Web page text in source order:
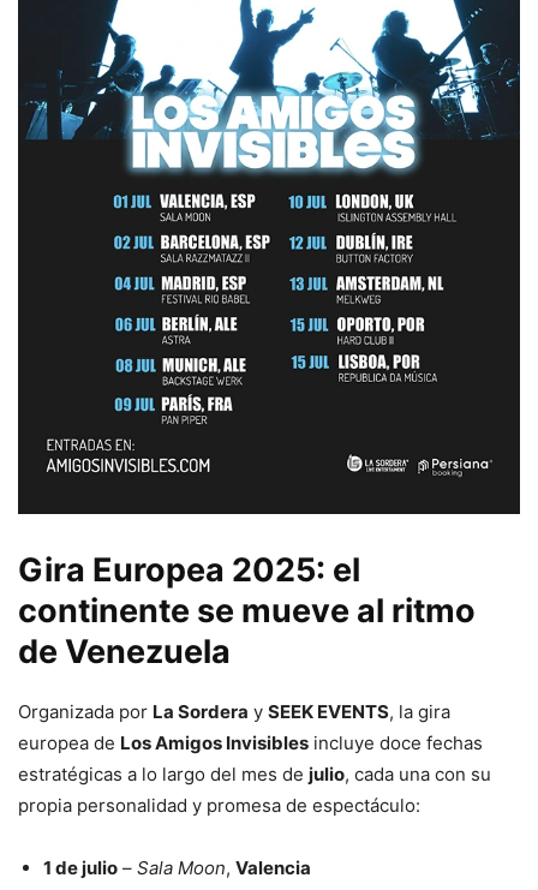
Gira Europea 2025: el
continente se mueve al ritmo
de Venezuela
Organizada por La Sordera y SEEK EVENTS, la gira
europea de Los Amigos Invisibles incluye doce fechas
estratégicas a lo largo del mes de julio, cada una con su
propia personalidad y promesa de espectáculo:
1 de julio – Sala Moon, Valencia